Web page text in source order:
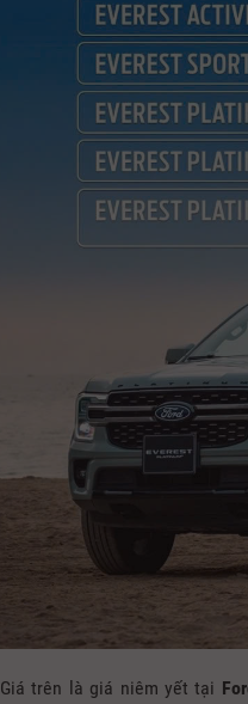
Giá trên là giá niêm yết tại